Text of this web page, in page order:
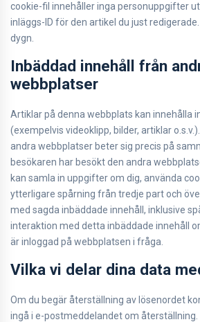
cookie-fil innehåller inga personuppgifter
inläggs-ID för den artikel du just redigerade.
dygn.
Inbäddad innehåll från
webbplatser
Artiklar på denna webbplats kan innehålla
(exempelvis videoklipp, bilder, artiklar
andra webbplatser beter sig precis på
besökaren har besökt den andra
kan samla in uppgifter om dig, använda
ytterligare spårning från tredje part och
med sagda inbäddade innehåll, inklusive
interaktion med detta inbäddade innehåll
är inloggad på webbplatsen i fråga.
Vilka vi delar dina data
Om du begär återställning av lösenordet
ingå i e-postmeddelandet om återställning.